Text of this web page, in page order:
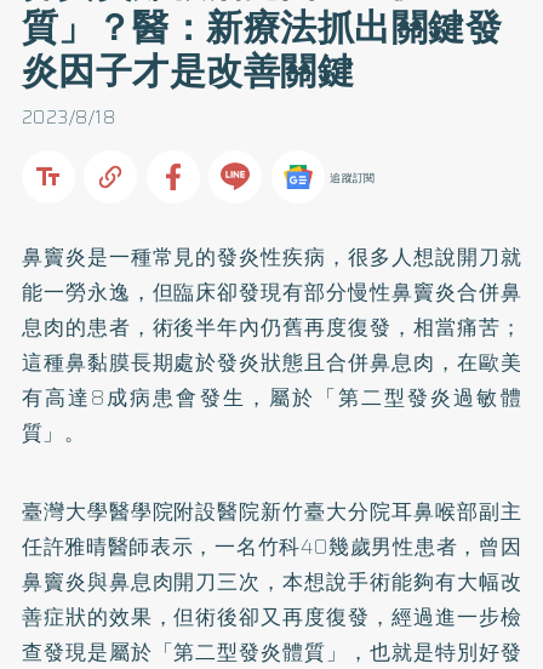
質」？醫：新療法抓出關鍵發
炎因子才是改善關鍵
2023/8/18
追蹤訂閱
鼻竇炎是一種常見的發炎性疾病，很多人想說開刀就
能一勞永逸，但臨床卻發現有部分慢性鼻竇炎合併鼻
息肉的患者，術後半年內仍舊再度復發，相當痛苦；
這種鼻黏膜長期處於發炎狀態且合併鼻息肉，在歐美
有高達8成病患會發生，屬於「第二型發炎過敏體
質」。
臺灣大學醫學院附設醫院新竹臺大分院耳鼻喉部副主
任許雅晴醫師表示，一名竹科40幾歲男性患者，曾因
鼻竇炎與鼻息肉開刀三次，本想說手術能夠有大幅改
善症狀的效果，但術後卻又再度復發，經過進一步檢
查發現是屬於「第二型發炎體質」，也就是特別好發